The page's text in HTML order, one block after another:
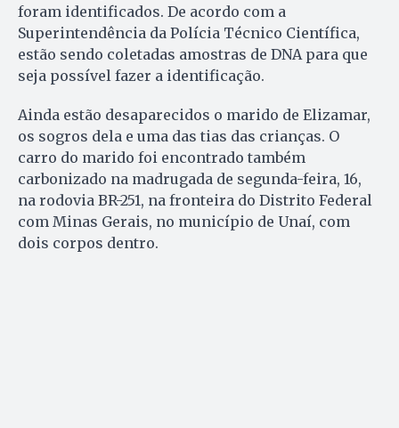
foram identificados. De acordo com a
Superintendência da Polícia Técnico Científica,
estão sendo coletadas amostras de DNA para que
seja possível fazer a identificação.
Ainda estão desaparecidos o marido de Elizamar,
os sogros dela e uma das tias das crianças. O
carro do marido foi encontrado também
carbonizado na madrugada de segunda-feira, 16,
na rodovia BR-251, na fronteira do Distrito Federal
com Minas Gerais, no município de Unaí, com
dois corpos dentro.